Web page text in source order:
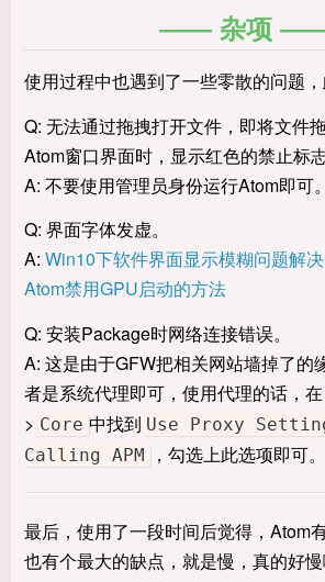
杂项
使用过程中也遇到了一些零散的问题，
Q: 无法通过拖拽打开文件，即将文件
Atom窗口界面时，显示红色的禁止标志
A: 不要使用管理员身份运行Atom即可。
Q: 界面字体发虚。
A: Win10下软件界面显示模糊问题解
Atom禁用GPU启动的方法
Q: 安装Package时网络连接错误。
A: 这是由于GFW把相关网站墙掉了
者是系统代理即可，使用代理的话，在
> Core 中找到 Use Proxy
Calling APM
，勾选上此选项即可。
最后，使用了一段时间后觉得，Atom
也有个最大的缺点，就是慢，真的